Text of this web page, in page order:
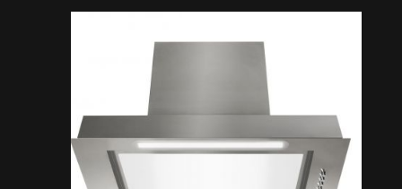
на высшем уровне! Внешний вид суперский.
резво. Вытягивает быстро и тихо. Я довольна,
Добавлено пользователем: Ирина Козак